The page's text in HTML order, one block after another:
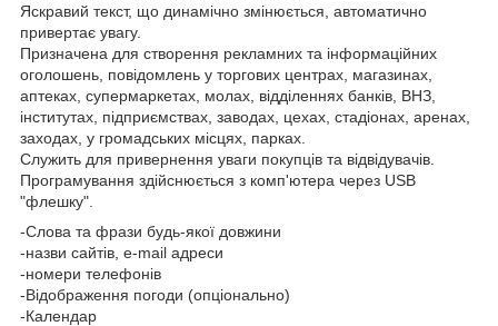
Яскравий текст, що динамічно змінюється, автоматично
привертає увагу.
Призначена для створення рекламних та інформаційних
оголошень, повідомлень у торгових центрах, магазинах,
аптеках, супермаркетах, молах, відділеннях банків, ВНЗ,
інститутах, підприємствах, заводах, цехах, стадіонах, аренах,
заходах, у громадських місцях, парках.
Служить для привернення уваги покупців та відвідувачів.
Програмування здійснюється з комп'ютера через USB
"флешку".
-Слова та фрази будь-якої довжини
-назви сайтів, e-mail адреси
-номери телефонів
-Відображення погоди (опціонально)
-Календар